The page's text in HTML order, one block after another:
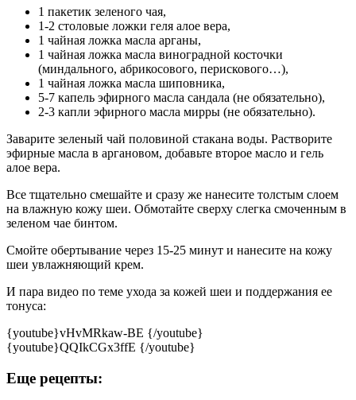
1 пакетик зеленого чая,
1-2 столовые ложки геля алое вера,
1 чайная ложка масла арганы,
1 чайная ложка масла виноградной косточки
(миндального, абрикосового, перискового…),
1 чайная ложка масла шиповника,
5-7 капель эфирного масла сандала (не обязательно),
2-3 капли эфирного масла мирры (не обязательно).
Заварите зеленый чай половиной стакана воды. Растворите
эфирные масла в аргановом, добавьте второе масло и гель
алое вера.
Все тщательно смешайте и сразу же нанесите толстым слоем
на влажную кожу шеи. Обмотайте сверху слегка смоченным в
зеленом чае бинтом.
Смойте обертывание через 15-25 минут и нанесите на кожу
шеи увлажняющий крем.
И пара видео по теме ухода за кожей шеи и поддержания ее
тонуса:
{youtube}vHvMRkaw-BE {/youtube}
{youtube}QQIkCGx3ffE {/youtube}
Еще рецепты: